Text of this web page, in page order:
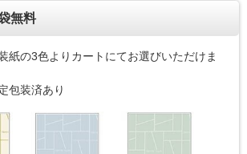
無料
紙の3色よりカートにてお選びいただけま
包装済あり